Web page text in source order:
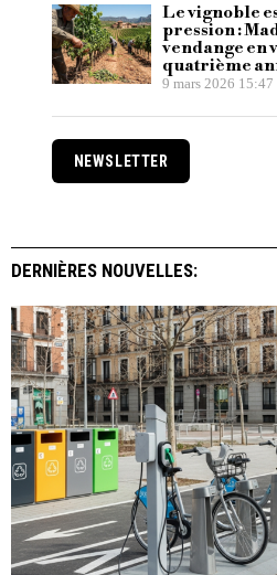
Le vignoble
pression :
vendange en
quatrième
9 mars 2026 15:47
NEWSLETTER
DERNIÈRES NOUVELLES: